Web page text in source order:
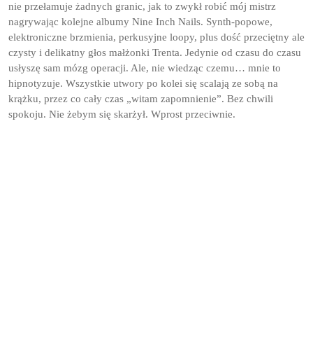
nie przełamuje żadnych granic, jak to zwykł robić mój mistrz
nagrywając kolejne albumy Nine Inch Nails. Synth-popowe,
elektroniczne brzmienia, perkusyjne loopy, plus dość przeciętny ale
czysty i delikatny głos małżonki Trenta. Jedynie od czasu do czasu
usłyszę sam mózg operacji. Ale, nie wiedząc czemu… mnie to
hipnotyzuje. Wszystkie utwory po kolei się scalają ze sobą na
krążku, przez co cały czas „witam zapomnienie”. Bez chwili
spokoju. Nie żebym się skarżył. Wprost przeciwnie.